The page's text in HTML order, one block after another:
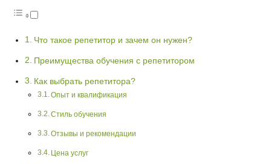
Что такое репетитор и зачем он нужен?
Преимущества обучения с репетитором
Как выбрать репетитора?
Опыт и квалификация
Стиль обучения
Отзывы и рекомендации
Цена услуг